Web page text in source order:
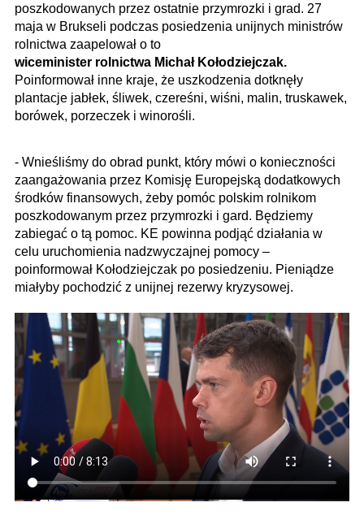
poszkodowanych przez ostatnie przymrozki i grad. 27
maja w Brukseli podczas posiedzenia unijnych ministrów
rolnictwa zaapelował o to
wiceminister rolnictwa Michał Kołodziejczak.
Poinformował inne kraje, że uszkodzenia dotknęły
plantacje jabłek, śliwek, czereśni, wiśni, malin, truskawek,
borówek, porzeczek i winorośli.
- Wnieśliśmy do obrad punkt, który mówi o konieczności
zaangażowania przez Komisję Europejską dodatkowych
środków finansowych, żeby pomóc polskim rolnikom
poszkodowanym przez przymrozki i gard. Będziemy
zabiegać o tą pomoc. KE powinna podjąć działania w
celu uruchomienia nadzwyczajnej pomocy –
poinformował Kołodziejczak po posiedzeniu. Pieniądze
miałyby pochodzić z unijnej rezerwy kryzysowej.